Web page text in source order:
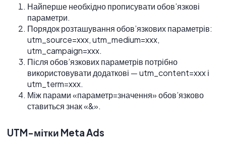
Найперше необхідно прописувати обов’язкові
параметри.
Порядок розташування обов’язкових параметрів:
utm_source=xxx, utm_medium=xxx,
utm_campaign=xxx.
Після обов’язкових параметрів потрібно
використовувати додаткові ― utm_content=xxx і
utm_term=xxx.
Між парами «параметр=значення» обов’язково
ставиться знак «&».
UTM-мітки Meta Ads